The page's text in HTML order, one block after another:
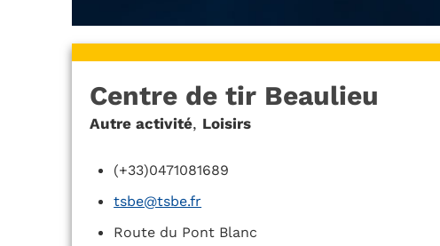
Centre de tir Beaulieu
Autre activité, Loisirs
(+33)0471081689
tsbe@tsbe.fr
Route du Pont Blanc